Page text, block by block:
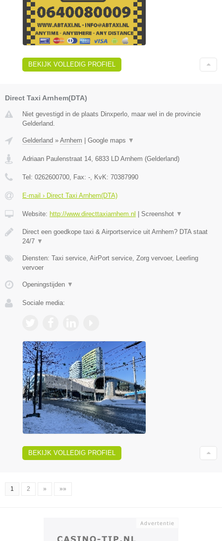
BEKIJK VOLLEDIG PROFIEL
Direct Taxi Arnhem(DTA)
Niet gevestigd in de plaats Dinxperlo, maar wel in de provincie
Gelderland.
Gelderland » Arnhem Google maps ▼
Adriaan Paulenstraat 14, 6833 LD Arnhem (Gelderland)
Tel: 0262600700, Fax: -, KvK: 70387990
E-mail › Direct Taxi Arnhem(DTA)
Website: http://www.directtaxiarnhem.nl Screenshot ▼
Direct een goedkope taxi & Airportservice uit Arnhem? DTA staat
24/7 ▼
Diensten: Taxi service, AirPort service, Zorg vervoer, Leerling
vervoer
Openingstijden ▼
Sociale media:
BEKIJK VOLLEDIG PROFIEL
1 2 » »»